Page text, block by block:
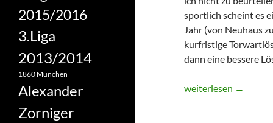
sportlich scheint es
Jahr (von Neuhaus
kurfristige
dann eine bessere
Transfers: Fabio
weiterlesen →
2015/2016
3.Liga
2013/2014
1860 München
Alexander
Zorniger